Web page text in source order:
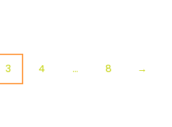
travaille
3 4 … 8 →